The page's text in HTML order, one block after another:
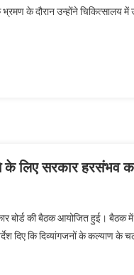
के दौरान उन्होंने चिकित्सालय
लिए सरकार हरसंभव
बोर्ड की बैठक आयोजित हुई। बैठक
दिए कि दिव्यांगजनों के कल्याण के